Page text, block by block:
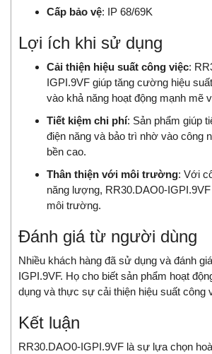
Cấp bảo vệ: IP 68/69K
Lợi ích khi sử dụng
Cải thiện hiệu suất công việc:
IGPI.9VF giúp tăng cường hiệu
vào khả năng hoạt động mạnh mẽ
Tiết kiệm chi phí: Sản phẩm giúp
điện năng và bảo trì nhờ vào công
bền cao.
Thân thiện với môi trường: Với
năng lượng, RR30.DAO0-
môi trường.
Đánh giá từ người dùng
Nhiều khách hàng đã sử dụng và đánh
IGPI.9VF. Họ cho biết sản phẩm hoạt
dụng và thực sự cải thiện hiệu suất công
Kết luận
RR30.DAO0-IGPI.9VF là sự lựa chọn